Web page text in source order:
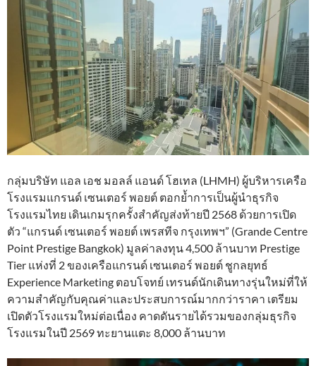
กลุ่มบริษัท แอล เอช มอลล์ แอนด์ โฮเทล (LHMH) ผู้บริหารเครือ
โรงแรมแกรนด์ เซนเตอร์ พอยต์ ตอกย้ำการเป็นผู้นำธุรกิจ
โรงแรมไทย เดินเกมรุกครั้งสำคัญส่งท้ายปี 2568 ด้วยการเปิด
ตัว “แกรนด์ เซนเตอร์ พอยต์ เพรสทีจ กรุงเทพฯ” (Grande Centre
Point Prestige Bangkok) มูลค่าลงทุน 4,500 ล้านบาท Prestige
Tier แห่งที่ 2 ของเครือแกรนด์ เซนเตอร์ พอยต์ ชูกลยุทธ์
Experience Marketing ตอบโจทย์ เทรนด์นักเดินทางรุ่นใหม่ที่ให้
ความสำคัญกับคุณค่าและประสบการณ์มากกว่าราคา เตรียม
เปิดตัวโรงแรมใหม่ต่อเนื่อง คาดดันรายได้รวมของกลุ่มธุรกิจ
โรงแรมในปี 2569 ทะยานแตะ 8,000 ล้านบาท